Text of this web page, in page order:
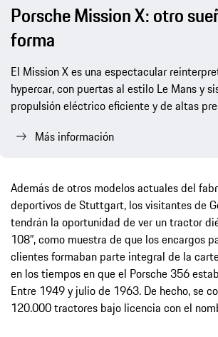
Porsche Mission X: otro
forma
El Mission X es una espectacular
hypercar, con puertas al estilo Le Mans y
propulsión eléctrico eficiente y de altas
Más información
Además de otros modelos actuales del
deportivos de Stuttgart, los visitantes de
tendrán la oportunidad de ver un tractor
108”, como muestra de que los encargos
clientes formaban parte integral de la
en los tiempos en que el Porsche 356
Entre 1949 y julio de 1963. De hecho, se
120.000 tractores bajo licencia con el